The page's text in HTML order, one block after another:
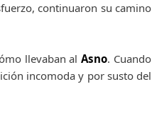
continuaron su camino
llevaban alAsno. Cuando
incomoda y por susto del